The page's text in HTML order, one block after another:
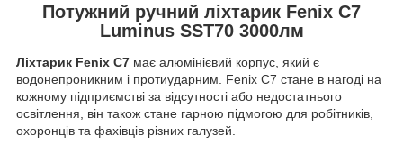
Потужний ручний ліхтарик Fenix C7
Luminus SST70 3000лм
Ліхтарик Fenix C7 має алюмінієвий корпус, який є
водонепроникним і протиударним. Fenix C7 стане в нагоді на
кожному підприємстві за відсутності або недостатнього
освітлення, він також стане гарною підмогою для робітників,
охоронців та фахівців різних галузей.